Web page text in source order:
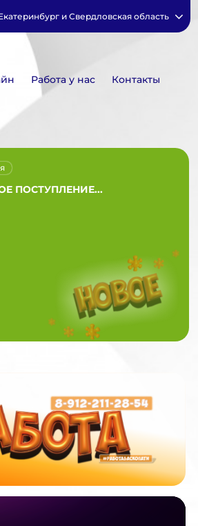
и Свердловская область
Работа у нас Контакты
ПОСТУПЛЕНИЕ...